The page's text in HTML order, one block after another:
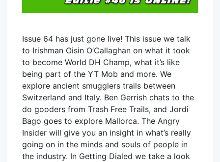
Issue 64 has just gone live! This issue we talk
to Irishman Oisin O’Callaghan on what it took
to become World DH Champ, what it’s like
being part of the YT Mob and more. We
explore ancient smugglers trails between
Switzerland and Italy. Ben Gerrish chats to the
do gooders from Trash Free Trails, and Jordi
Bago goes to explore Mallorca. The Angry
Insider will give you an insight in what’s really
going on in the minds and souls of people in
the industry. In Getting Dialed we take a look